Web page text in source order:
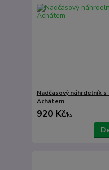
Nadčasový náhrdelník
Achátem
920 Kč/ks